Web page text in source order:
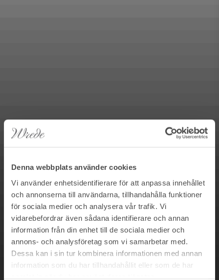
Denna webbplats använder cookies
Vi använder enhetsidentifierare för att anpassa innehållet
och annonserna till användarna, tillhandahålla funktioner
för sociala medier och analysera vår trafik. Vi
vidarebefordrar även sådana identifierare och annan
information från din enhet till de sociala medier och
annons- och analysföretag som vi samarbetar med.
Dessa kan i sin tur kombinera informationen med annan
information som du har tillhandahållit eller som de har